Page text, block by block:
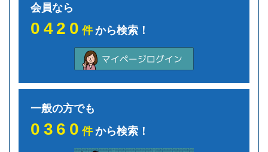
会員なら
0420件から検索！
一般の方でも
0360件から検索！